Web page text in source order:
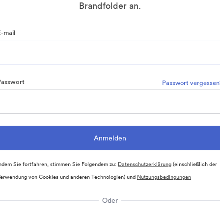
Brandfolder an.
mail
Passwort
Sie fortfahren, stimmen Sie Folgendem zu: Datenschutzerklärung(einschließlich der
von Cookies und anderen Technologien) und Nutzungsbedingungen
Oder